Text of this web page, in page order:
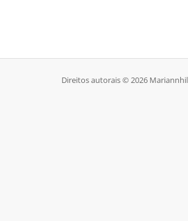
Direitos autorais © 2026